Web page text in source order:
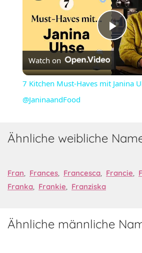
Play
Watch on
7 Kitchen Must-Haves mit Janina
@JaninaandFood
Ähnliche weibliche
Fran, Frances, Francesca, Francie,
Franka, Frankie, Franziska
Ähnliche männliche